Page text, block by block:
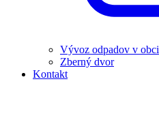
Vývoz odpadov v obci
Zberný dvor
Kontakt